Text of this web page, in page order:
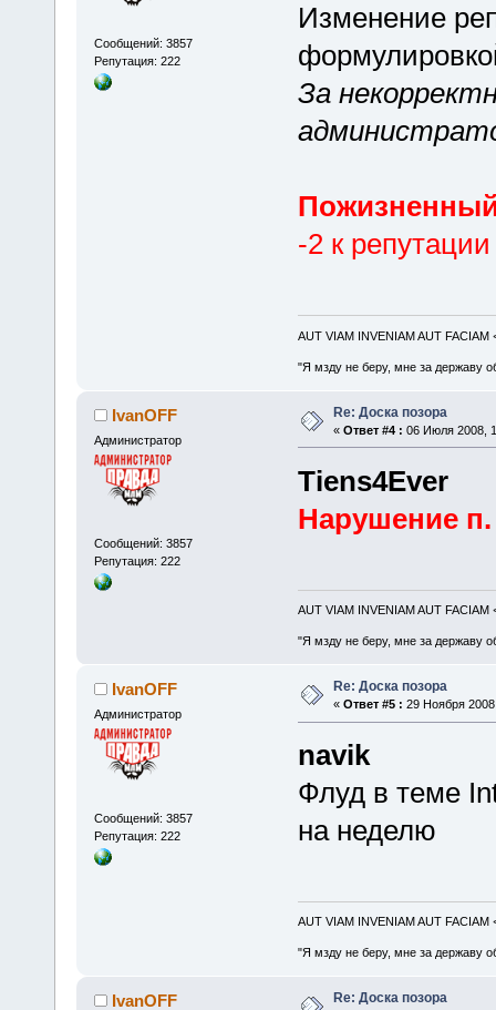
Сообщений: 3857
Репутация: 222
Изменение
За
-2 к репутации
AUT VIAM INVENIAM AUT FACIAM
"Я мзду не беру, мне за державу
IvanOFF
Администратор
Сообщений: 3857
Репутация: 222
Re: Доска позора
« Ответ #4 : 06 Июля 2008,
Tiens4Ever
Нарушение
AUT VIAM INVENIAM AUT FACIAM
"Я мзду не беру, мне за державу
IvanOFF
Администратор
Сообщений: 3857
Репутация: 222
Re: Доска позора
« Ответ #5 : 29 Ноября
navik
Флуд в теме
на неделю
AUT VIAM INVENIAM AUT FACIAM
"Я мзду не беру, мне за державу
IvanOFF Re: Доска позора